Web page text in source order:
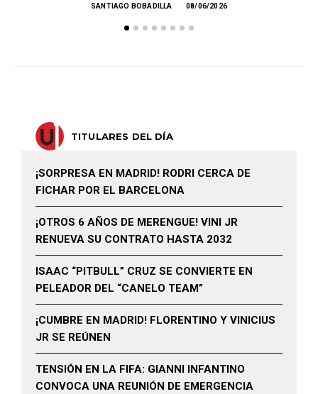
SANTIAGO BOBADILLA 08/06/2026
TITULARES DEL DÍA
¡SORPRESA EN MADRID! RODRI CERCA DE
FICHAR POR EL BARCELONA
¡OTROS 6 AÑOS DE MERENGUE! VINI JR
RENUEVA SU CONTRATO HASTA 2032
ISAAC “PITBULL” CRUZ SE CONVIERTE EN
PELEADOR DEL “CANELO TEAM”
¡CUMBRE EN MADRID! FLORENTINO Y VINICIUS
JR SE REÚNEN
TENSIÓN EN LA FIFA: GIANNI INFANTINO
CONVOCA UNA REUNIÓN DE EMERGENCIA